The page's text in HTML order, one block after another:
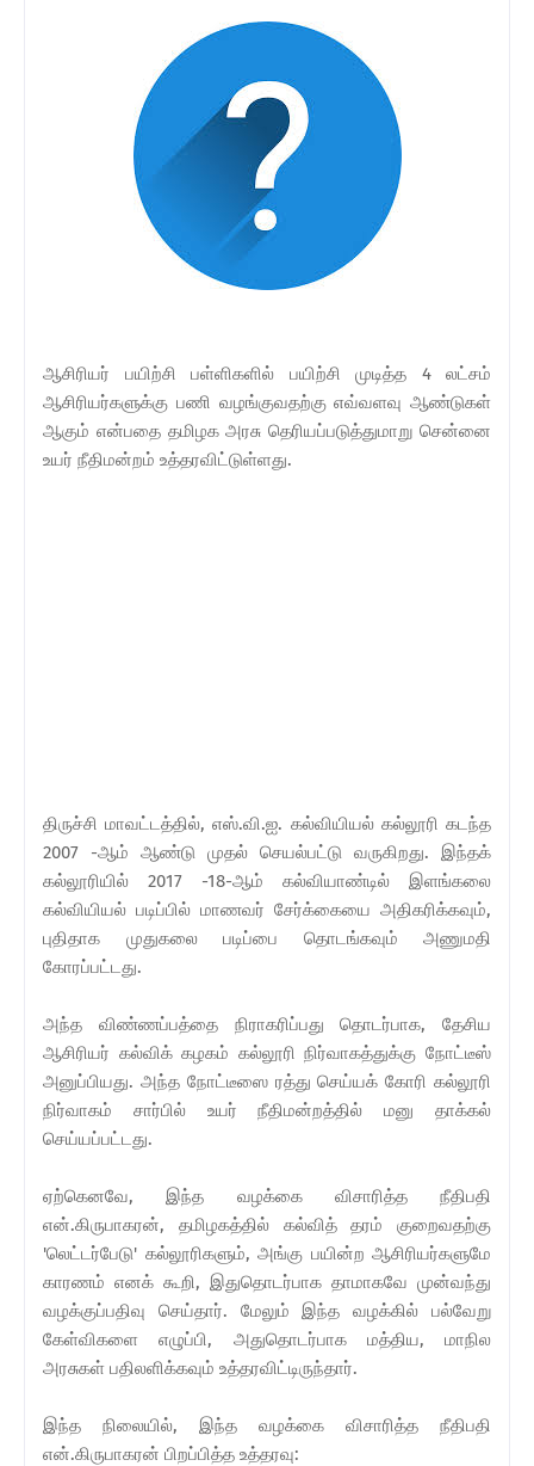
ஆசிரியர் பயிற்சி பள்ளிகளில் பயிற்சி முடித்த 4 லட்சம்
ஆசிரியர்களுக்கு பணி வழங்குவதற்கு எவ்வளவு ஆண்டுகள்
ஆகும் என்பதை தமிழக அரசு தெரியப்படுத்துமாறு சென்னை
உயர் நீதிமன்றம் உத்தரவிட்டுள்ளது.
திருச்சி மாவட்டத்தில், எஸ்.வி.ஐ. கல்வியியல் கல்லூரி கடந்த
2007 -ஆம் ஆண்டு முதல் செயல்பட்டு வருகிறது. இந்தக்
கல்லூரியில் 2017 -18-ஆம் கல்வியாண்டில் இளங்கலை
கல்வியியல் படிப்பில் மாணவர் சேர்க்கையை அதிகரிக்கவும்,
புதிதாக முதுகலை படிப்பை தொடங்கவும் அணுமதி
கோரப்பட்டது.
அந்த விண்ணப்பத்தை நிராகரிப்பது தொடர்பாக, தேசிய
ஆசிரியர் கல்விக் கழகம் கல்லூரி நிர்வாகத்துக்கு நோட்டீஸ்
அனுப்பியது. அந்த நோட்டீஸை ரத்து செய்யக் கோரி கல்லூரி
நிர்வாகம் சார்பில் உயர் நீதிமன்றத்தில் மனு தாக்கல்
செய்யப்பட்டது.
ஏற்கெனவே, இந்த வழக்கை விசாரித்த நீதிபதி
என்.கிருபாகரன், தமிழகத்தில் கல்வித் தரம் குறைவதற்கு
'லெட்டர்பேடு' கல்லூரிகளும், அங்கு பயின்ற ஆசிரியர்களுமே
காரணம் எனக் கூறி, இதுதொடர்பாக தாமாகவே முன்வந்து
வழக்குப்பதிவு செய்தார். மேலும் இந்த வழக்கில் பல்வேறு
கேள்விகளை எழுப்பி, அதுதொடர்பாக மத்திய, மாநில
அரசுகள் பதிலளிக்கவும் உத்தரவிட்டிருந்தார்.
இந்த நிலையில், இந்த வழக்கை விசாரித்த நீதிபதி
என்.கிருபாகரன் பிறப்பித்த உத்தரவு: